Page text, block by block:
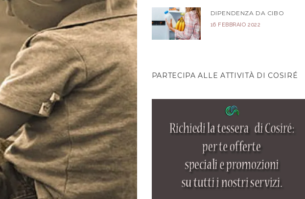
DIPENDENZA DA CIBO
16 FEBBRAIO 2022
PARTECIPA ALLE ATTIVITÀ DI COSIRÉ